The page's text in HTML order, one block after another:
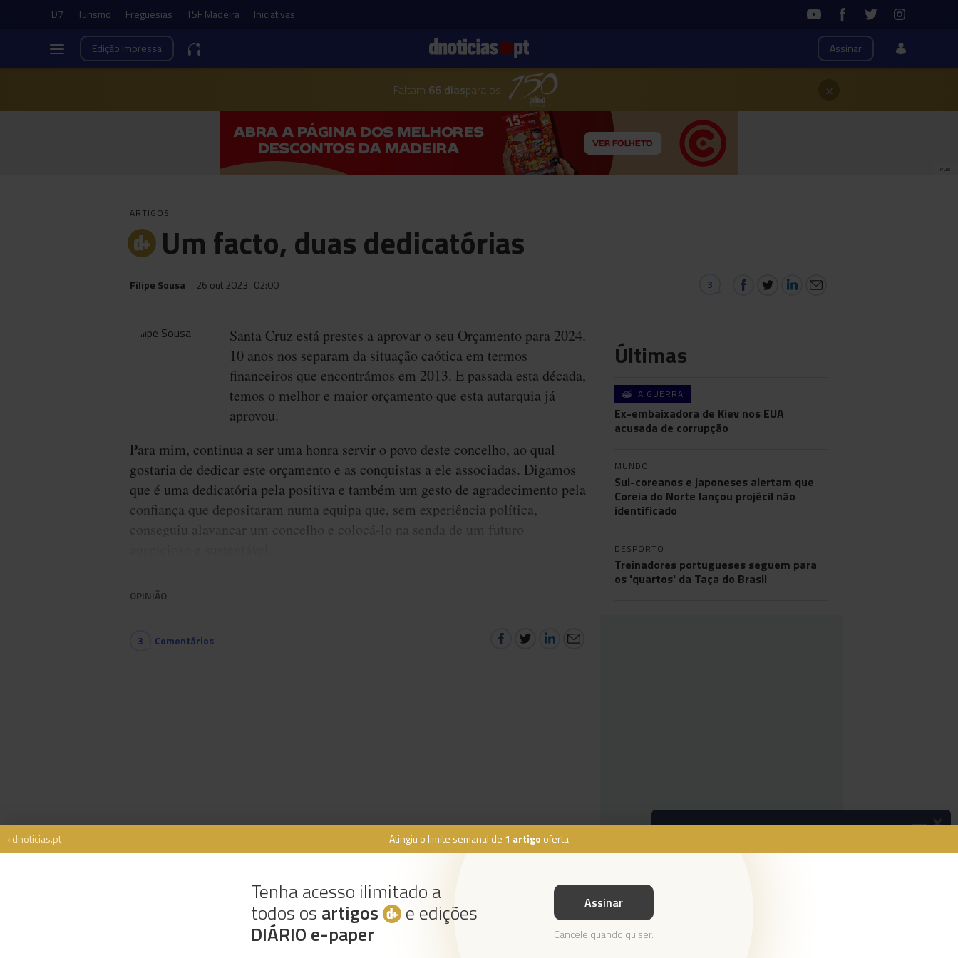
D7 Turismo Freguesias TSF Madeira Iniciativas
Assinar
Edição Impressa
Faltam 66 diaspara os ×
PUB
ARTIGOS
Um facto, duas dedicatórias
Filipe Sousa 26 out 2023 02:00 3
Santa Cruz está prestes a aprovar o seu Orçamento para 2024.
10 anos nos separam da situação caótica em termos
financeiros que encontrámos em 2013. E passada esta década,
temos o melhor e maior orçamento que esta autarquia já
aprovou.
Para mim, continua a ser uma honra servir o povo deste concelho, ao qual
gostaria de dedicar este orçamento e as conquistas a ele associadas. Digamos
que é uma dedicatória pela positiva e também um gesto de agradecimento pela
confiança que depositaram numa equipa que, sem experiência política,
conseguiu alavancar um concelho e colocá-lo na senda de um futuro
Atingiu o limite semanal de 1 artigo oferta
Tenha acesso ilimitado a
todos os artigos e edições
DIÁRIO e-paper
Assinar
Cancele quando quiser.
‹ dnoticias.pt
OPINIÃO
3 Comentários
Últimas
A GUERRA
Ex-embaixadora de Kiev nos EUA
acusada de corrupção
MUNDO
Sul-coreanos e japoneses alertam que
Coreia do Norte lançou projécil não
identificado
DESPORTO
Treinadores portugueses seguem para
os 'quartos' da Taça do Brasil
Rua Dr. Fernão de Ornelas, 56 - 3º
Instale a nossa App
×